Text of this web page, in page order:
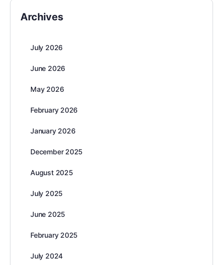
Archives
July 2026
June 2026
May 2026
February 2026
January 2026
December 2025
August 2025
July 2025
June 2025
February 2025
July 2024